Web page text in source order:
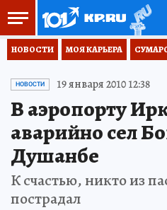
НОВОСТИ МОЯ КАРЬЕРА
НОВОСТИ 19 января 2010 12:38
В аэропорту
аварийно сел
Душанбе
К счастью, никто из
пострадал